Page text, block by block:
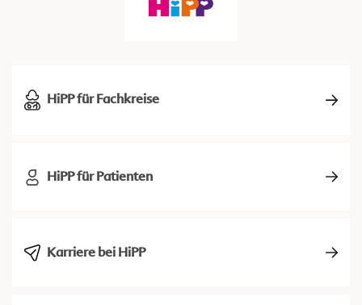
HiPP für Fachkreise
HiPP für Patienten
Karriere bei HiPP